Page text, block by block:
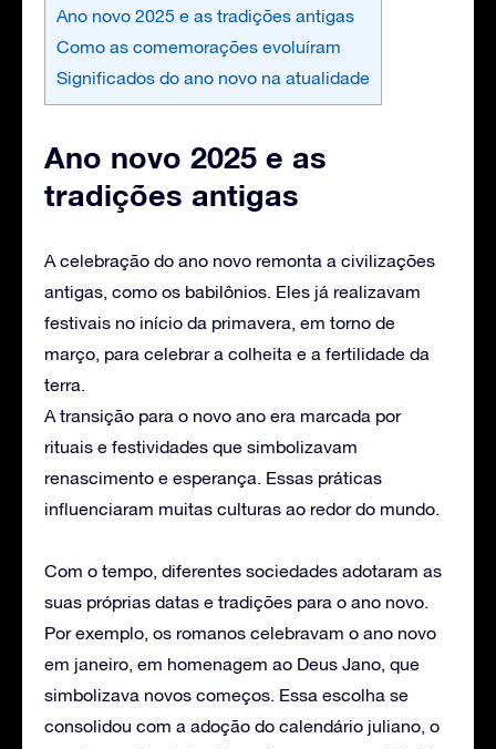
Ano novo 2025 e as tradições antigas
Como as comemorações evoluíram
Significados do ano novo na atualidade
Ano novo 2025 e as
tradições antigas
A celebração do ano novo remonta a civilizações
antigas, como os babilônios. Eles já realizavam
festivais no início da primavera, em torno de
março, para celebrar a colheita e a fertilidade da
terra.
A transição para o novo ano era marcada por
rituais e festividades que simbolizavam
renascimento e esperança. Essas práticas
influenciaram muitas culturas ao redor do mundo.
Com o tempo, diferentes sociedades adotaram as
suas próprias datas e tradições para o ano novo.
Por exemplo, os romanos celebravam o ano novo
em janeiro, em homenagem ao Deus Jano, que
simbolizava novos começos. Essa escolha se
consolidou com a adoção do calendário juliano, o